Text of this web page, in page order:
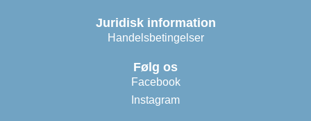
Juridisk information
Handelsbetingelser
Følg os
Facebook
Instagram